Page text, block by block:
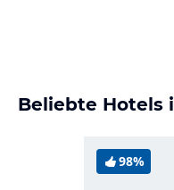
Beliebte Hotels
98%